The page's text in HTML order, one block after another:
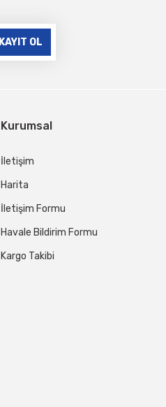
KAYIT OL
Kurumsal
İletişim
Harita
İletişim Formu
Havale Bildirim Formu
Kargo Takibi